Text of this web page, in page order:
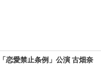
恋愛禁止条例」公演 古畑奈